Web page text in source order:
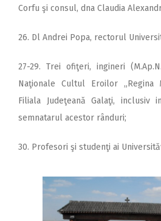
Corfu şi consul, dna Claudia
26. Dl Andrei Popa, rectorul
27-29. Trei ofiţeri, ingineri
Naţionale Cultul Eroilor „Regina
Filiala Judeţeană Galaţi, inclusiv
semnatarul acestor rânduri;
30. Profesori şi studenţi ai